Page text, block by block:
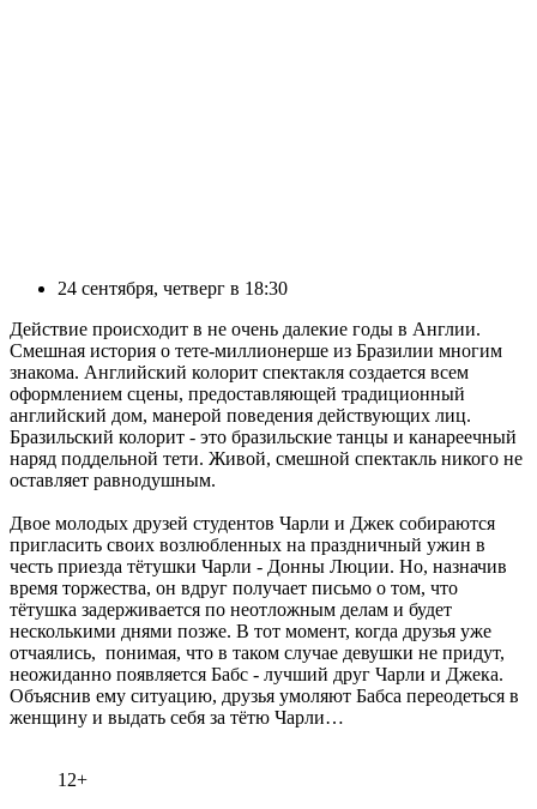
24 сентября, четверг в 18:30
Действие происходит в не очень далекие годы в Англии.
Смешная история о тете-миллионерше из Бразилии многим
знакома. Английский колорит спектакля создается всем
оформлением сцены, предоставляющей традиционный
английский дом, манерой поведения действующих лиц.
Бразильский колорит - это бразильские танцы и канареечный
наряд поддельной тети. Живой, смешной спектакль никого не
оставляет равнодушным.
Двое молодых друзей студентов Чарли и Джек собираются
пригласить своих возлюбленных на праздничный ужин в
честь приезда тётушки Чарли - Донны Люции. Но, назначив
время торжества, он вдруг получает письмо о том, что
тётушка задерживается по неотложным делам и будет
несколькими днями позже. В тот момент, когда друзья уже
отчаялись, понимая, что в таком случае девушки не придут,
неожиданно появляется Бабс - лучший друг Чарли и Джека.
Объяснив ему ситуацию, друзья умоляют Бабса переодеться в
женщину и выдать себя за тётю Чарли…
12+